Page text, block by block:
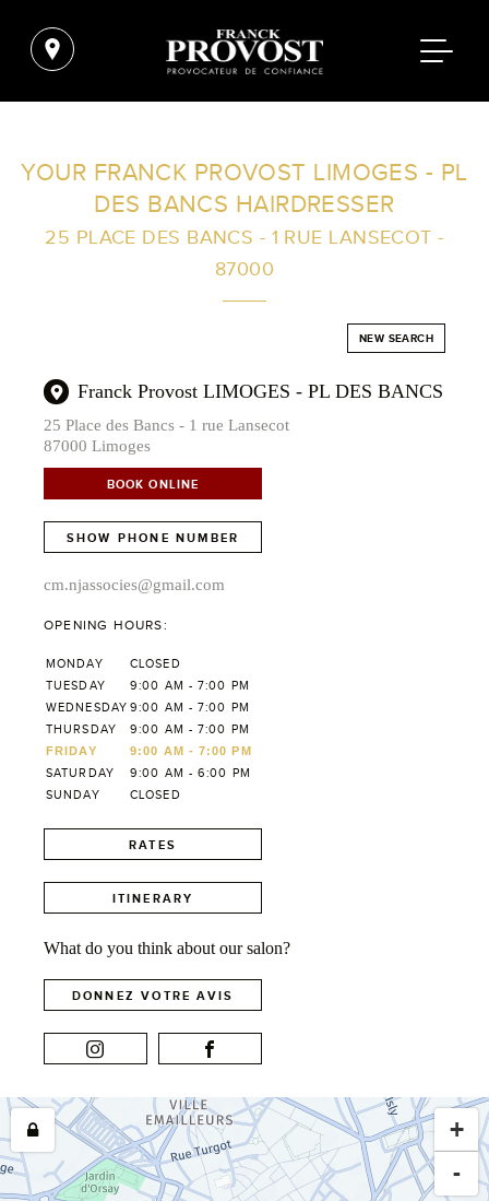
FILTER
YOUR FRANCK PROVOST LIMOGES - PL
DES BANCS HAIRDRESSER
25 PLACE DES BANCS - 1 RUE LANSECOT -
87000
NEW SEARCH
Franck Provost LIMOGES - PL DES BANCS
25 Place des Bancs - 1 rue Lansecot
87000 Limoges
BOOK ONLINE
SHOW PHONE NUMBER
cm.njassocies@gmail.com
OPENING HOURS:
MONDAY
CLOSED
TUESDAY
9:00 AM - 7:00 PM
WEDNESDAY 9:00 AM - 7:00 PM
THURSDAY
9:00 AM - 7:00 PM
FRIDAY
9:00 AM - 7:00 PM
SATURDAY
9:00 AM - 6:00 PM
SUNDAY
CLOSED
RATES
ITINERARY
What do you think about our salon?
DONNEZ VOTRE AVIS
+
-